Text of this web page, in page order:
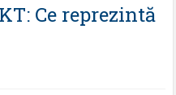
Ce reprezintă